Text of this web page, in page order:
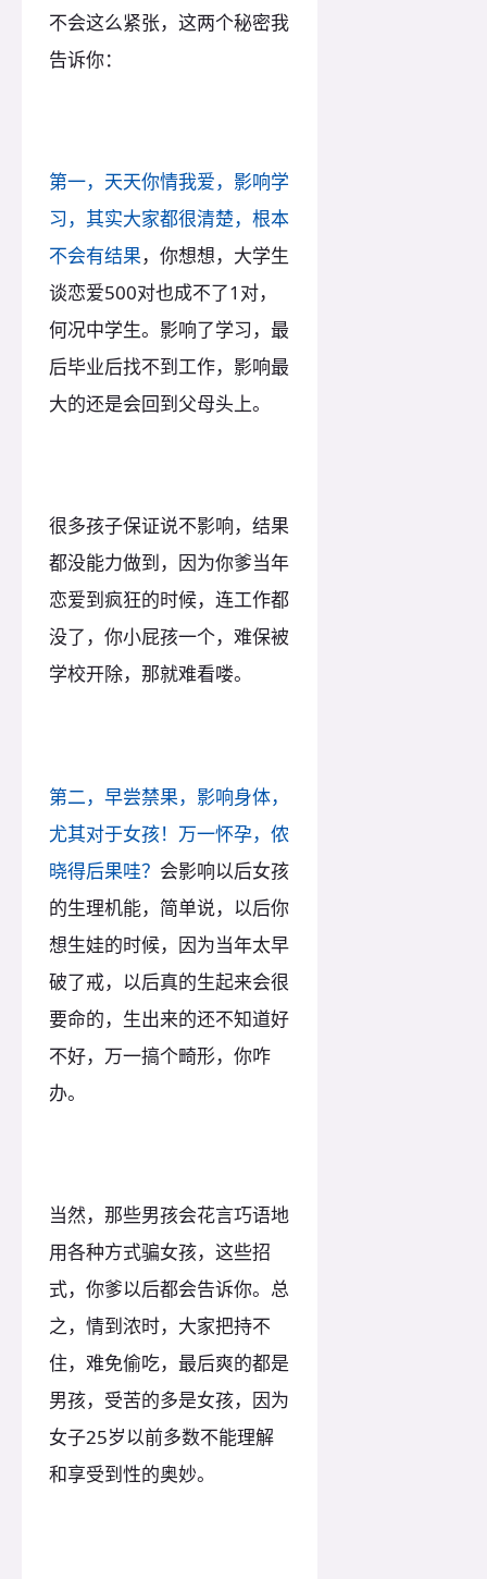
不会这么紧张，这两个秘密我
告诉你：
第一，天天你情我爱，影响学
习，其实大家都很清楚，根本
不会有结果，你想想，大学生
谈恋爱500对也成不了1对，
何况中学生。影响了学习，最
后毕业后找不到工作，影响最
大的还是会回到父母头上。
很多孩子保证说不影响，结果
都没能力做到，因为你爹当年
恋爱到疯狂的时候，连工作都
没了，你小屁孩一个，难保被
学校开除，那就难看喽。
第二，早尝禁果，影响身体，
尤其对于女孩！万一怀孕，侬
晓得后果哇？ 会影响以后女孩
的生理机能，简单说，以后你
想生娃的时候，因为当年太早
破了戒，以后真的生起来会很
要命的，生出来的还不知道好
不好，万一搞个畸形，你咋
办。
当然，那些男孩会花言巧语地
用各种方式骗女孩，这些招
式，你爹以后都会告诉你。总
之，情到浓时，大家把持不
住，难免偷吃，最后爽的都是
男孩，受苦的多是女孩，因为
女子25岁以前多数不能理解
和享受到性的奥妙。